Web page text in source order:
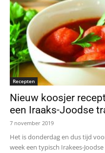
Recepten
Nieuw koosjer
een Iraaks-Joodse
7 november 2019
Het is donderdag en dus tijd
week een typisch Irakees-